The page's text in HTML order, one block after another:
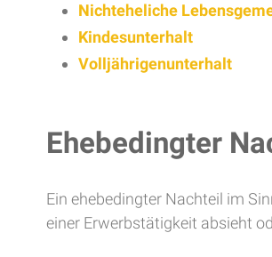
Nichteheliche
Kindesunterhalt
Volljährigenunterhalt
Ehebedingter
Ein ehebedingter Nachteil im
einer Erwerbstätigkeit absieht